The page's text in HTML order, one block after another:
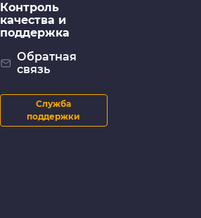
Контроль
качества и
поддержка
Обратная
связь
Служба
поддержки